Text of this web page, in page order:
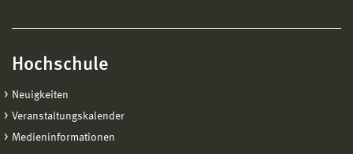
Hochschule
Neuigkeiten
Veranstaltungskalender
Medieninformationen